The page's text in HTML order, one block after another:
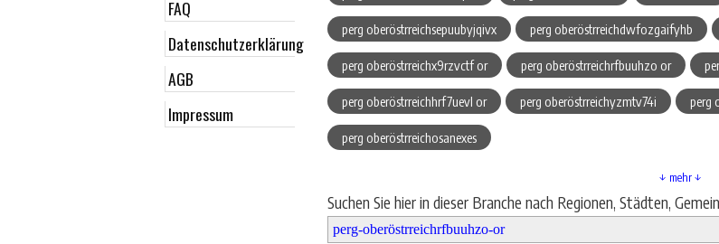
FAQ
Datenschutzerklärung
AGB
Impressum
perg oberöstrreichsepuubyjqivx perg oberöstrreichdwfozgaifyhb
perg oberöstrreichx9rzvctf or perg oberöstrreichrfbuuhzo or
perg oberöstrreichhrf7uevl or perg oberöstrreichyzmtv74i perg
perg oberöstrreichosanexes
↓ mehr ↓
Suchen Sie hier in dieser Branche nach Regionen, Städten,